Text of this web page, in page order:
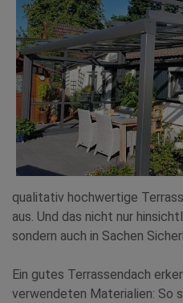
qualitativ hochwertige
aus. Und das nicht nur
sondern auch in Sachen
Ein gutes Terrassendach
verwendeten Materialien: So